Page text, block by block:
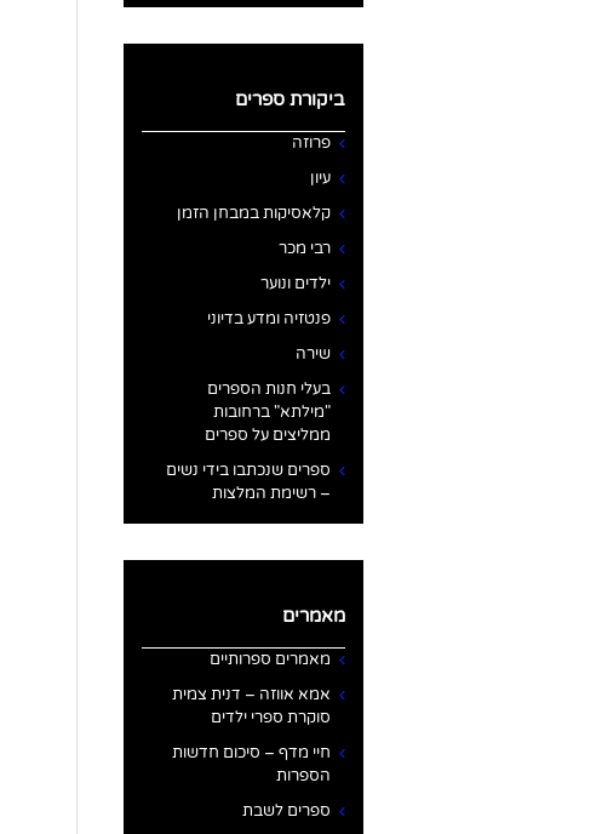
ביקורת ספרים
פרוזה
עיון
קלאסיקות במבחן הזמן
רבי מכר
ילדים ונוער
פנטזיה ומדע בדיוני
שירה
בעלי חנות הספרים
"מילתא" ברחובות
ממליצים על ספרים
ספרים שנכתבו בידי נשים
– רשימת המלצות
מאמרים
מאמרים ספרותיים
אמא אווזה – דנית צמית
סוקרת ספרי ילדים
חיי מדף – סיכום חדשות
הספרות
ספרים לשבת